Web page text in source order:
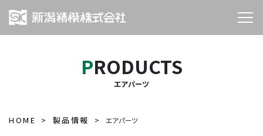
PRODUCTS
エアパーツ
HOME 製品情報 エアパーツ